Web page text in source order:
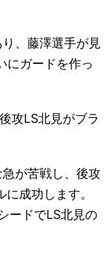
、藤澤選手が見
にガードを作っ
攻LS北見がブラ
が苦戦し、後攻
成功します。
ードでLS北見の